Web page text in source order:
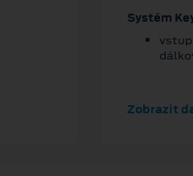
Systém
Zobrazit